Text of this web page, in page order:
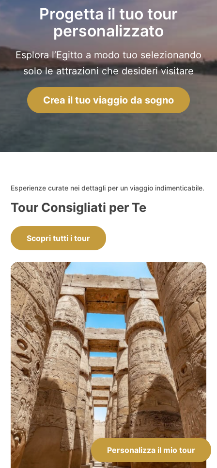
Progetta il tuo tour
personalizzato
Esplora l’Egitto a modo tuo selezionando
solo le attrazioni che desideri visitare
Crea il tuo viaggio da sogno
Esperienze curate nei dettagli per un viaggio indimenticabile.
Tour Consigliati per Te
Scopri tutti i tour
Personalizza il mio tour